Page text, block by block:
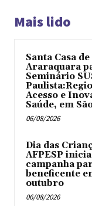
Mais lido
Santa Casa de
Araraquara
Seminário
Acesso e
Saúde, em
06/08/2026
Dia das
AFPESP inicia
campanha
beneficente
outubro
06/08/2026